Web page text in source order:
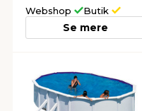
Webshop Butik
Se mere